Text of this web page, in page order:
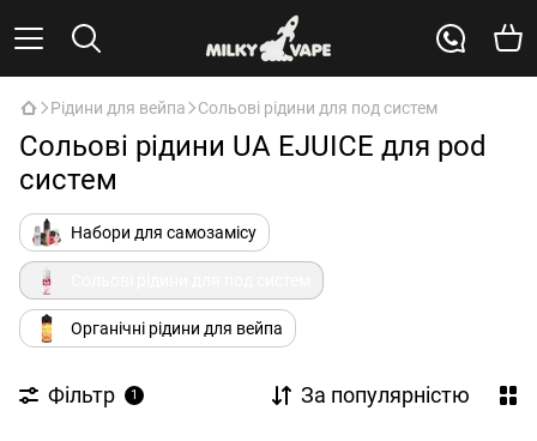
Рідини для вейпа Сольові рідини для под систем
Сольові рідини UA EJUICE для pod
систем
Набори для самозамісу
Органічні рідини для вейпа
Фільтр 1 За популярністю